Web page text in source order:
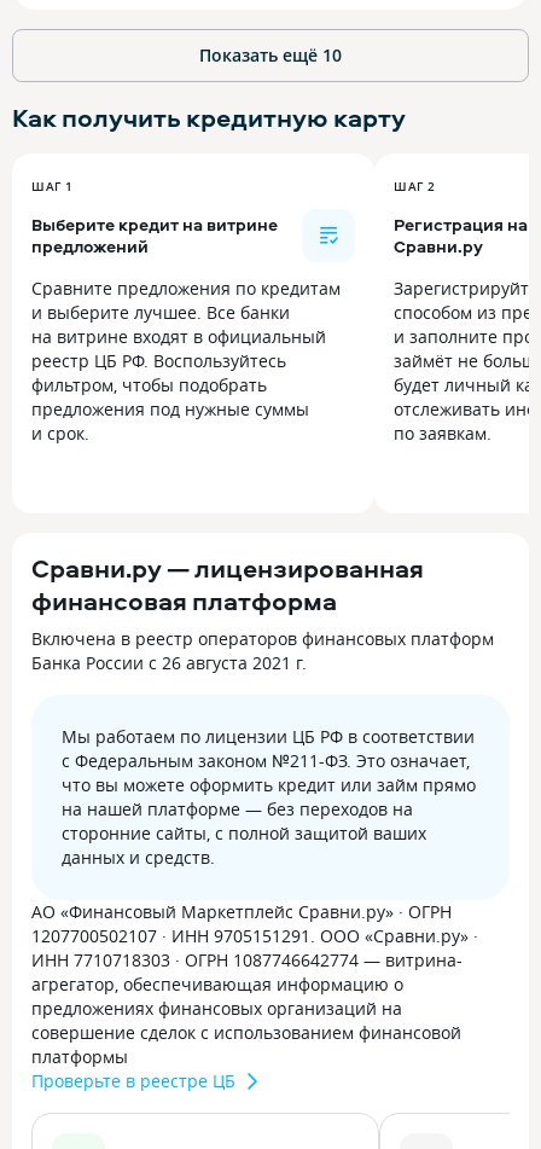
Показать ещё 10
Как получить кредитную карту
ШАГ 1
Выберите кредит на витрине
предложений
Сравните предложения по кредитам
и выберите лучшее. Все банки
на витрине входят в официальный
реестр ЦБ РФ. Воспользуйтесь
фильтром, чтобы подобрать
предложения под нужные суммы
и срок.
ШАГ 2
Регистрация на
Сравни.ру
способом из
и заполните
займёт не
будет личный
отслеживать
по заявкам.
Сравни.ру — лицензированная
финансовая платформа
Включена в реестр операторов финансовых платформ
Банка России с 26 августа 2021 г.
Мы работаем по лицензии ЦБ РФ в соответствии
с Федеральным законом №211-ФЗ. Это означает,
что вы можете оформить кредит или займ прямо
на нашей платформе — без переходов на
сторонние сайты, с полной защитой ваших
данных и средств.
АО «Финансовый Маркетплейс Сравни.ру» · ОГРН
1207700502107 · ИНН 9705151291. ООО «Сравни.ру» ·
ИНН 7710718303 · ОГРН 1087746642774 — витрина-
агрегатор, обеспечивающая информацию о
предложениях финансовых организаций на
совершение сделок с использованием финансовой
платформы
Проверьте в реестре ЦБ